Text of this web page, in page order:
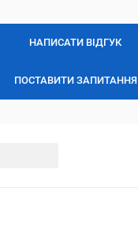
НАПИСАТИ ВІДГУК
ПОСТАВИТИ ЗАПИТАННЯ